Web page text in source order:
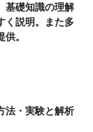
基礎知識の理解
く説明。また多
。
法・実験と解析